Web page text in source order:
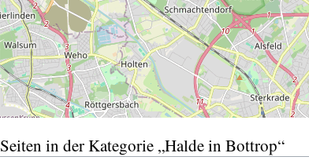
Seiten in der Kategorie „Halde in Bottrop“